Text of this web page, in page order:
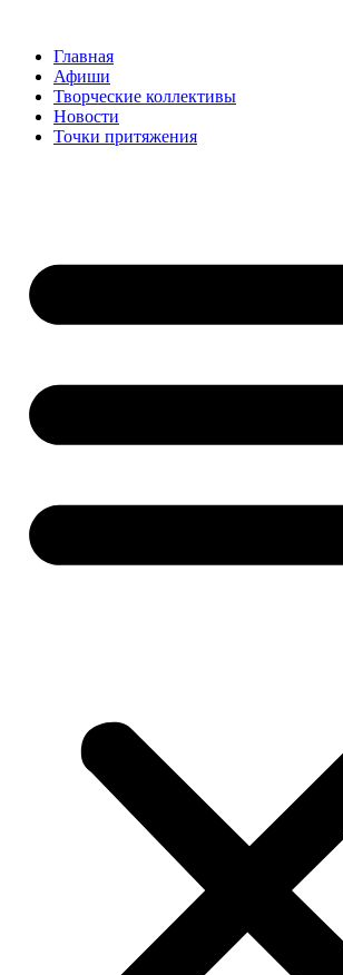
содержимому
Главная
Афиши
Творческие коллективы
Новости
Точки притяжения